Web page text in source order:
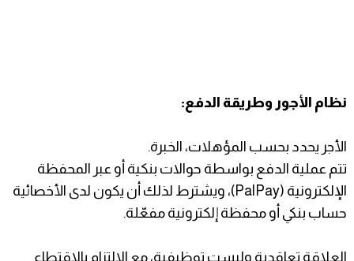
نظام الأجور وطريقة الدفع:
الأجر يحدد بحسب المؤهلات، الخبرة.
تتم عملية الدفع بواسطة حوالات بنكية أو عبر المحفظة
الإلكترونية (PalPay)، ويشترط لذلك أن يكون لدى الأخصائية
حساب بنكي أو محفظة إلكترونية مفعّلة.
العلاقة تعاقدية وليست توظيفية، مع الالتزام بالاقتطاع